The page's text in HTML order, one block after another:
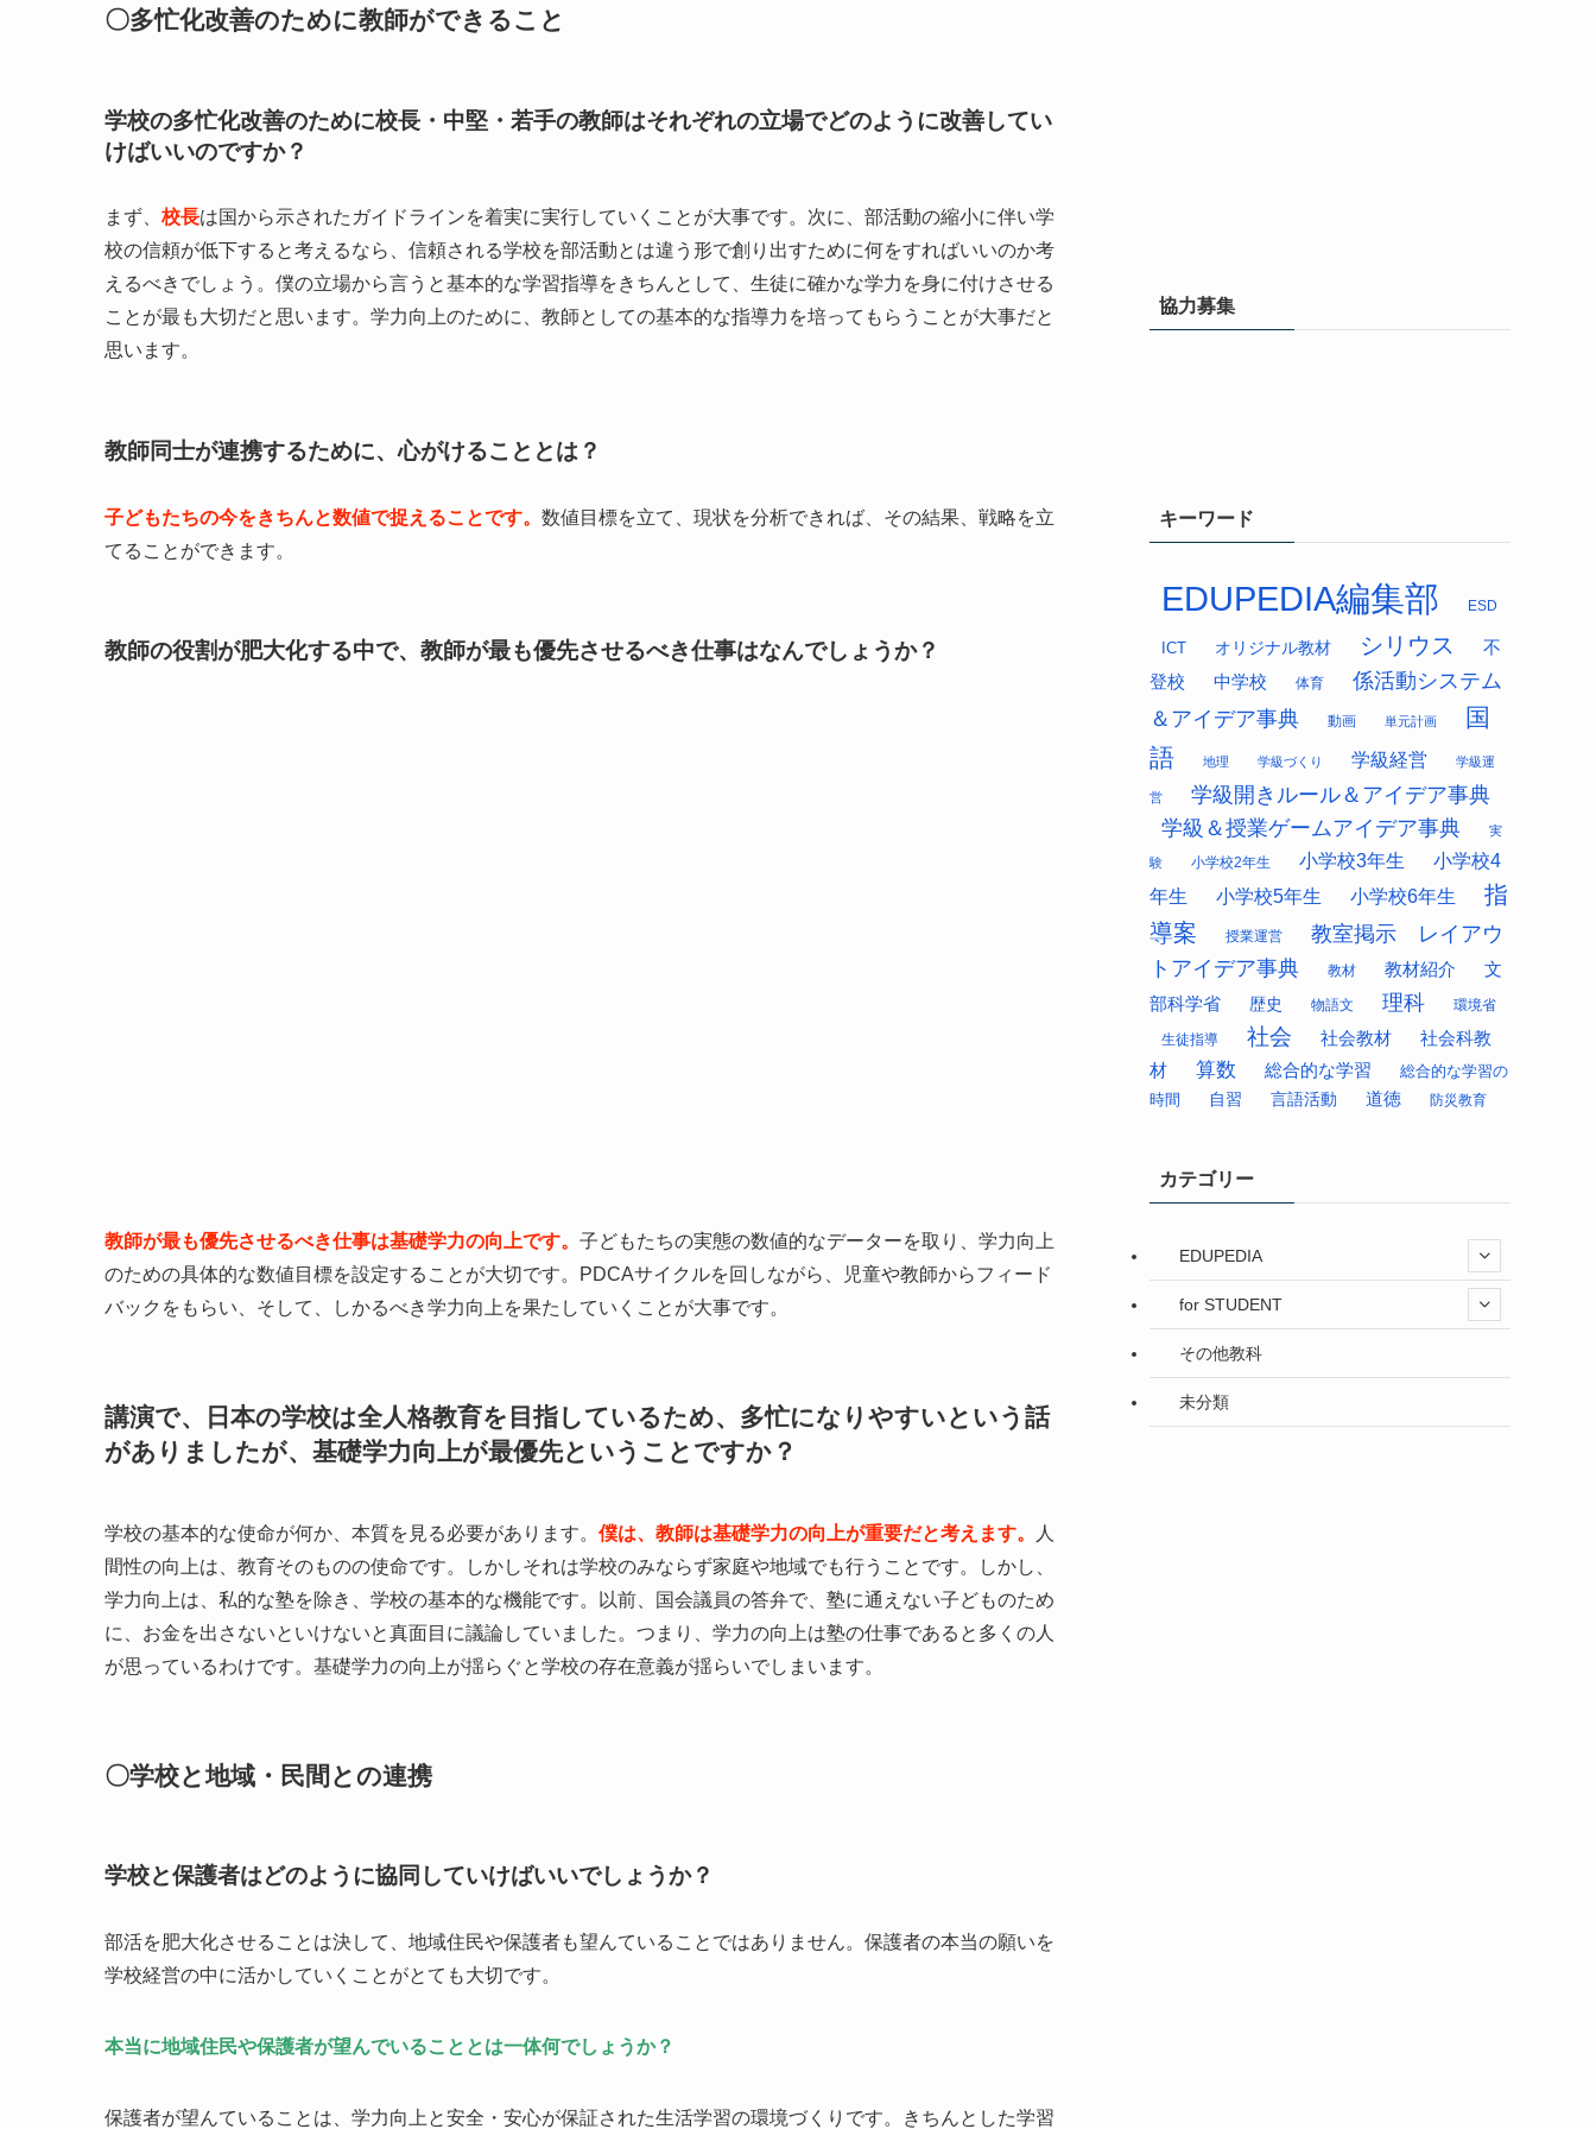
〇多忙化改善のために教師ができること
学校の多忙化改善のために校長・中堅・若手の教師はそれぞれの立場でどのように改善してい
けばいいのですか？
まず、 校長は国から示されたガイドラインを着実に実行していくことが大事です。次に、部活動の縮小に伴い学
校の信頼が低下すると考えるなら、信頼される学校を部活動とは違う形で創り出すために何をすればいいのか考
えるべきでしょう。僕の立場から言うと基本的な学習指導をきちんとして、生徒に確かな学力を身に付けさせる
ことが最も大切だと思います。学力向上のために、教師としての基本的な指導力を培ってもらうことが大事だと
思います。
教師同士が連携するために、心がけることとは？
子どもたちの今をきちんと数値で捉えることです。 数値目標を立て、現状を分析できれば、その結果、戦略を立
てることができます。
教師の役割が肥大化する中で、教師が最も優先させるべき仕事はなんでしょうか？
教師が最も優先させるべき仕事は基礎学力の向上です。 子どもたちの実態の数値的なデーターを取り、学力向上
のための具体的な数値目標を設定することが大切です。PDCAサイクルを回しながら、児童や教師からフィード
バックをもらい、そして、しかるべき学力向上を果たしていくことが大事です。
講演で、日本の学校は全人格教育を目指しているため、多忙になりやすいという話
がありましたが、基礎学力向上が最優先ということですか？
学校の基本的な使命が何か、本質を見る必要があります。 僕は、教師は基礎学力の向上が重要だと考えます。
人
間性の向上は、教育そのものの使命です。しかしそれは学校のみならず家庭や地域でも行うことです。しかし、
学力向上は、私的な塾を除き、学校の基本的な機能です。以前、国会議員の答弁で、塾に通えない子どものため
に、お金を出さないといけないと真面目に議論していました。つまり、学力の向上は塾の仕事であると多くの人
が思っているわけです。基礎学力の向上が揺らぐと学校の存在意義が揺らいでしまいます。
〇学校と地域・民間との連携
学校と保護者はどのように協同していけばいいでしょうか？
部活を肥大化させることは決して、地域住民や保護者も望んていることではありません。保護者の本当の願いを
学校経営の中に活かしていくことがとても大切です。
本当に地域住民や保護者が望んでいることとは一体何でしょうか？
保護者が望んていることは、学力向上と安全・安心が保証された生活学習の環境づくりです。きちんとした学習
協力募集
キーワード
EDUPEDIA編集部 ESD
ICT オリジナル教材 シリウス
不
登校
中学校 体育
係活動システム
＆アイデア事典
動画 単元計画
国
語
地理 学級づくり 学級経営 学級運
営
学級開きルール＆アイデア事典
学級＆授業ゲームアイデア事典
実
験 小学校2年生 小学校3年生
小学校4
年生
小学校5年生 小学校6年生
指
導案
授業運営
教室掲示 レイアウ
トアイデア事典
教材 教材紹介
文
部科学省
歴史 物語文 理科 環境省
生徒指導 社会 社会教材
社会科教
材
算数 総合的な学習
総合的な学習の
時間
自習 言語活動 道徳 防災教育
カテゴリー
EDUPEDIA
for STUDENT
その他教科
未分類